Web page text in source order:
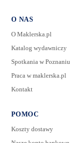
O NAS
O Maklerska.pl
Katalog wydawniczy
Spotkania w Poznaniu
Praca w maklerska.pl
Kontakt
POMOC
Koszty dostawy